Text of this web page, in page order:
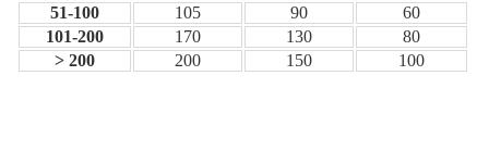
51-100
105 90
60
101-200
170 130
80
> 200
200 150 100